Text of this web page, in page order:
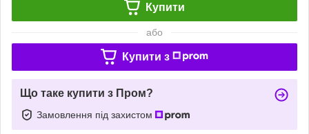
Купити
або
Купити з
Що таке купити з Пром?
Замовлення під захистом